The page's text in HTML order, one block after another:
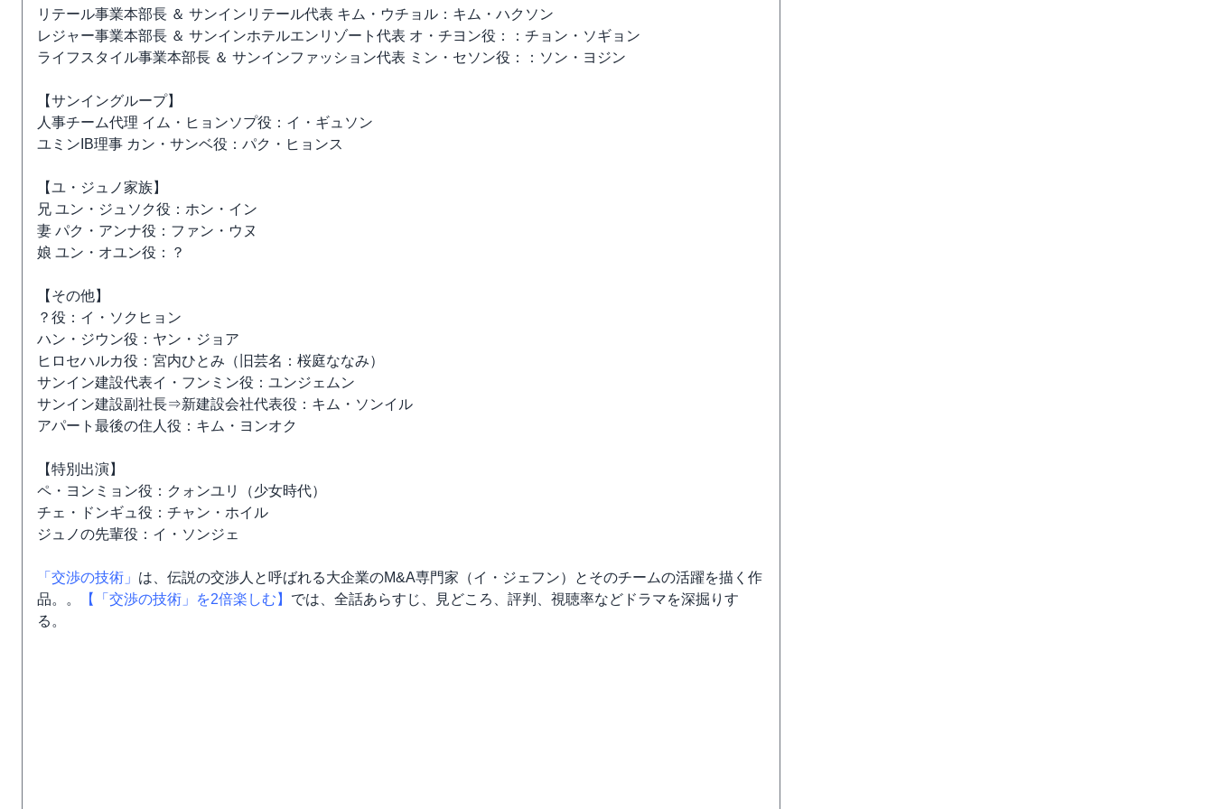
リテール事業本部長 ＆ サンインリテール代表 キム・ウチョル：キム・ハクソン
レジャー事業本部長 ＆ サンインホテルエンリゾート代表 オ・チヨン役：：チョン・ソギョン
ライフスタイル事業本部長 ＆ サンインファッション代表 ミン・セソン役：：ソン・ヨジン
【サンイングループ】
人事チーム代理 イム・ヒョンソプ役：イ・ギュソン
ユミンIB理事 カン・サンベ役：パク・ヒョンス
【ユ・ジュノ家族】
兄 ユン・ジュソク役：ホン・イン
妻 パク・アンナ役：ファン・ウヌ
娘 ユン・オユン役：？
【その他】
？役：イ・ソクヒョン
ハン・ジウン役：ヤン・ジョア
ヒロセハルカ役：宮内ひとみ（旧芸名：桜庭ななみ）
サンイン建設代表イ・フンミン役：ユンジェムン
サンイン建設副社長⇒新建設会社代表役：キム・ソンイル
アパート最後の住人役：キム・ヨンオク
【特別出演】
ペ・ヨンミョン役：クォンユリ（少女時代）
チェ・ドンギュ役：チャン・ホイル
ジュノの先輩役：イ・ソンジェ
「交渉の技術」 は、伝説の交渉人と呼ばれる大企業のM&A専門家（イ・ジェフン）とそのチームの活躍を描く作
品。。
【「交渉の技術」を2倍楽しむ】 では、全話あらすじ、見どころ、評判、視聴率などドラマを深掘りす
る。